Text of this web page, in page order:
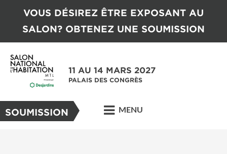
VOUS DÉSIREZ ÊTRE EXPOSANT AU
SALON? OBTENEZ UNE SOUMISSION
11 AU 14 MARS 2027
PALAIS DES CONGRÈS
SOUMISSION MENU